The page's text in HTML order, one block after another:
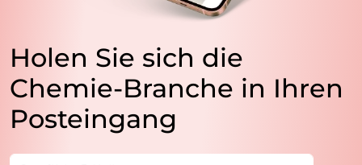
Holen Sie sich die
Chemie-Branche in Ihren
Posteingang